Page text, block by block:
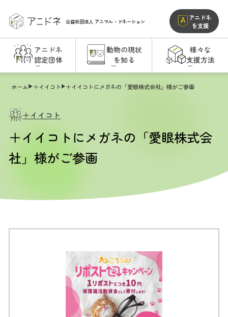
公益社団法人 アニマル・ドネーション
アニドネ
を支援
アニドネ
認定団体
動物の現状
を知る
様々な
支援方法
ホーム ＋イイコト ＋イイコトにメガネの「愛眼株式会社」様がご参画
＋イイコト
＋イイコトにメガネの「愛眼株式会
社」様がご参画